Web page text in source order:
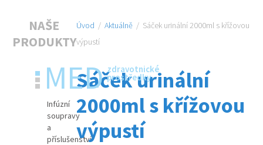
NAŠE
PRODUKTY
MED zdravotnické
prostředky
Infúzní
soupravy
a
příslušenství
Úvod /Aktuálně / Sáček urinální 2000ml s křížovou
výpustí
Sáček urinální
2000ml s křížovou
výpustí